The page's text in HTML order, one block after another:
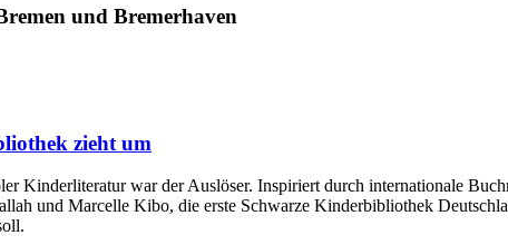
und Bremerhaven
zieht um
Kinderliteratur war der Auslöser. Inspiriert durch internationale
und Marcelle Kibo, die erste Schwarze Kinderbibliothek